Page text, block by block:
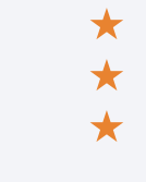
★
★
★